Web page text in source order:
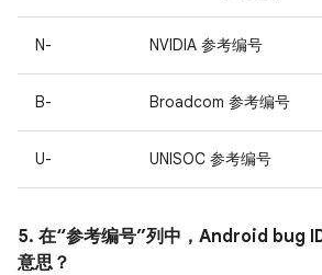
N- NVIDIA 参考编号
B- Broadcom 参考编号
U- UNISOC 参考编号
5. 在“参考编号”列中，Android bug
意思？